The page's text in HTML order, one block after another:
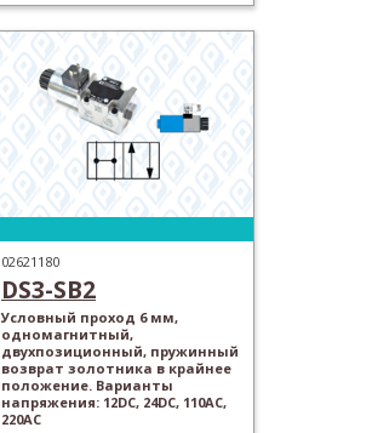
02621180
DS3-SB2
Условный проход 6 мм,
одномагнитный,
двухпозиционный, пружинный
возврат золотника в крайнее
положение. Варианты
напряжения: 12DC, 24DC, 110AC,
220AC